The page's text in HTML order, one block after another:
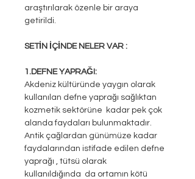
araştırılarak özenle bir araya
getirildi.
SETİN İÇİNDE NELER VAR :
1.DEFNE YAPRAĞI:
Akdeniz kültüründe yaygın olarak
kullanılan defne yaprağı sağlıktan
kozmetik sektörüne kadar pek çok
alanda faydaları bulunmaktadır.
Antik çağlardan günümüze kadar
faydalarından istifade edilen defne
yaprağı , tütsü olarak
kullanıldığında da ortamın kötü